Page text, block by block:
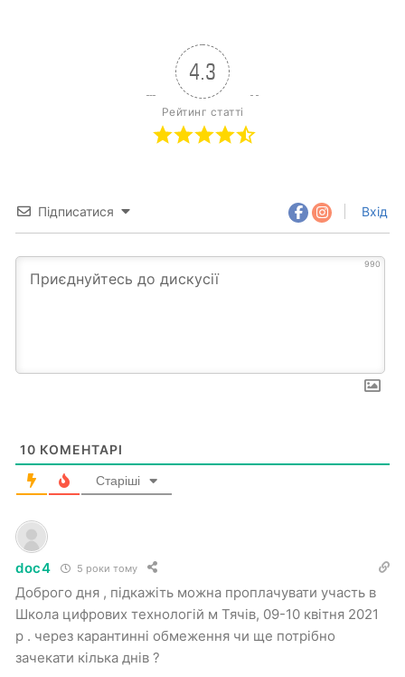
4.3
Рейтинг статті
Підписатися Вхід
990
10 КОМЕНТАРІ
Старіші
doc4 5 роки тому
Доброго дня , підкажіть можна проплачувати участь в
Школа цифрових технологій м Тячів, 09-10 квітня 2021
р . через карантинні обмеження чи ще потрібно
зачекати кілька днів ?